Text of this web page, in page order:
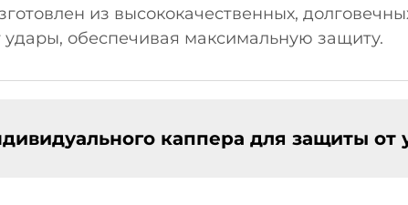
из высококачественных,
обеспечивая максимальную защиту.
каппера для защиты от